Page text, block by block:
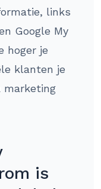
links
Google My
hoger je
klanten je
marketing
is